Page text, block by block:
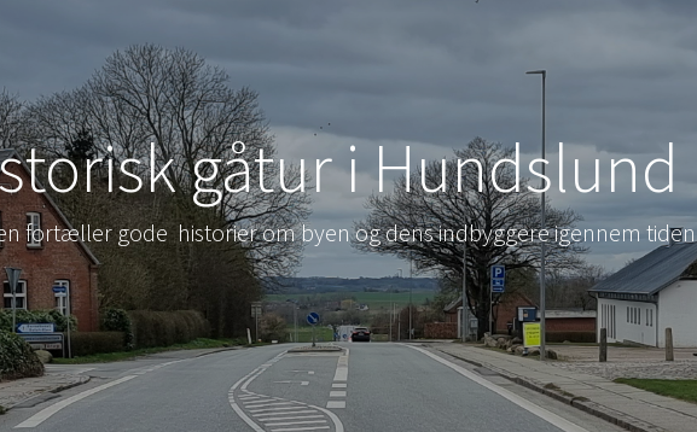
gåtur i Hundslund
fortæller gode historier om byen og dens indbyggere igennem tiden